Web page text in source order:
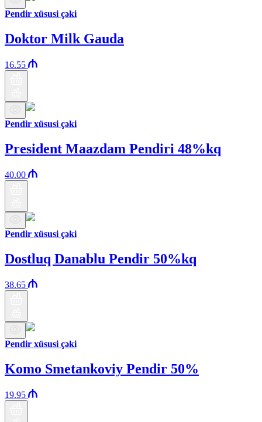
Pendir xüsusi çəki
Doktor Milk Gauda
16.55
Pendir xüsusi çəki
President Maazdam Pendiri 48%kq
40.00
Pendir xüsusi çəki
Dostluq Danablu Pendir 50%kq
38.65
Pendir xüsusi çəki
Komo Smetankoviy Pendir 50%
19.95